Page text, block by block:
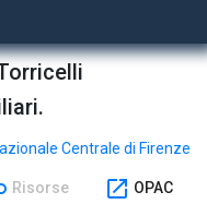
Centrale di Firenze
Risorse open_in_new OPAC
14 ottobre 1647.
25 ottobre 1647.
29 maggio 1648.